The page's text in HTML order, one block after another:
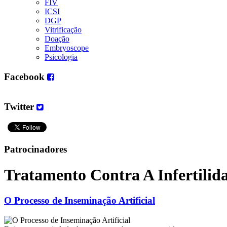
FIV
ICSI
DGP
Vitrificação
Doação
Embryoscope
Psicologia
Facebook
Twitter
Patrocinadores
Tratamento Contra A
O Processo de Inseminação Artificial